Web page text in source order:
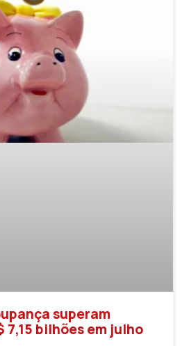
superam
7,15 bilhões em julho